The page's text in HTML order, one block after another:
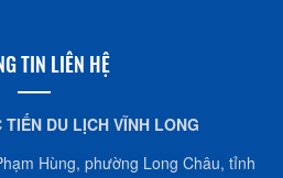
TIN LIÊN HỆ
TIẾN DU LỊCH VĨNH LONG
Hùng, phường Long Châu, tỉnh